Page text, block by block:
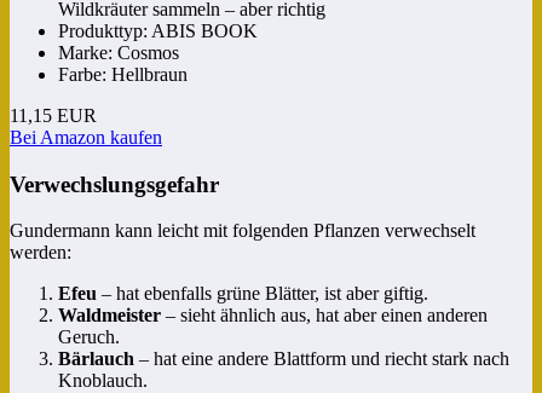
Wildkräuter sammeln – aber richtig
Produkttyp: ABIS BOOK
Marke: Cosmos
Farbe: Hellbraun
11,15 EUR
Bei Amazon kaufen
Verwechslungsgefahr
Gundermann kann leicht mit folgenden Pflanzen verwechselt
werden:
Efeu – hat ebenfalls grüne Blätter, ist aber giftig.
Waldmeister – sieht ähnlich aus, hat aber einen anderen
Geruch.
Bärlauch – hat eine andere Blattform und riecht stark nach
Knoblauch.